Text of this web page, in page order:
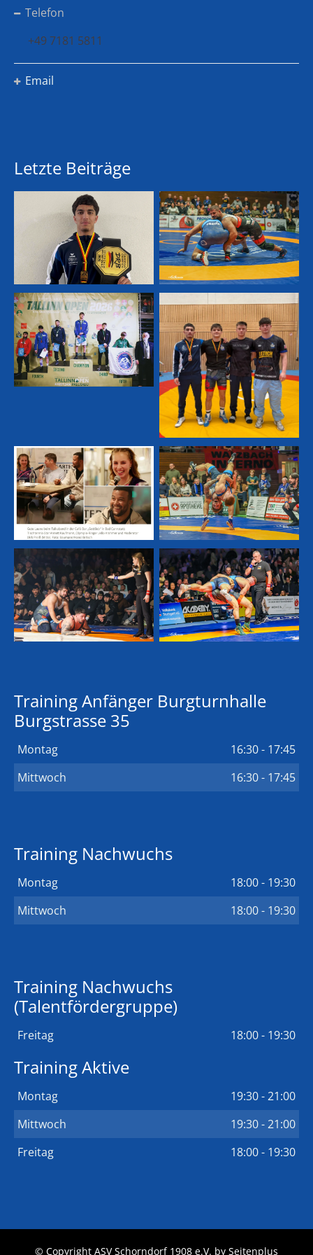
Telefon
+49 7181 5811
Email
Letzte Beiträge
Training Anfänger Burgturnhalle
Burgstrasse 35
Montag
16:30 - 17:45
Mittwoch
16:30 - 17:45
Training Nachwuchs
Montag
18:00 - 19:30
Mittwoch
18:00 - 19:30
Training Nachwuchs
(Talentfördergruppe)
Freitag 18:00 - 19:30
Training Aktive
Montag
19:30 - 21:00
Mittwoch
19:30 - 21:00
Freitag
18:00 - 19:30
© Copyright ASV Schorndorf 1908 e.V. by Seitenplus